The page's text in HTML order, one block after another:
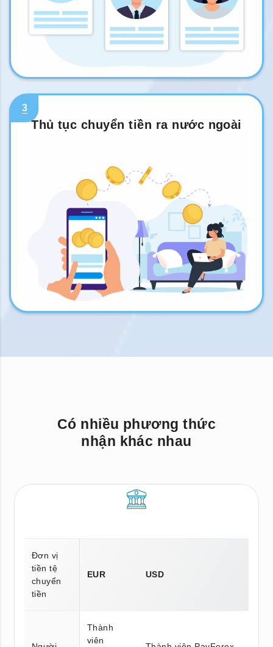
3
Thủ tục chuyển tiền ra nước ngoài
Có nhiều phương thức
nhận khác nhau
Đơn vị
tiền tệ
chuyển
tiền
EUR USD
Thành
viên